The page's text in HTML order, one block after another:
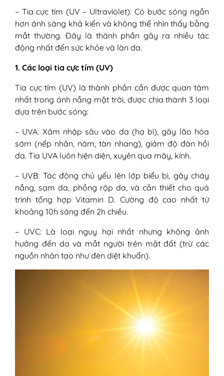
5. Sưng phù, đỏ rát mạnh: Dấu hiệu
của bị dị ứng nặng
6. Tổn thương xuất hiện ở vùng da hở
V - Cách xử lý khi bị dị ứng nắng
1. Ngừng phơi nắng ngay lập tức
2. Làm dịu da ngay khi da bị dị ứng
nắng
3. Dùng sản phẩm làm dịu, phục hồi
da
chứng mạnh)
VI - Phòng ngừa dị ứng ánh nắng mặt trời
1. Hạn chế tiếp xúc với ánh nắng
2. Sử dụng kem chống nắng đúng
cách
3. Kiểm soát các yếu tố tăng nhạy
cảm ánh sáng
4. Điều chỉnh lối sống
– Tia cực tím (UV – Ultraviolet): Có bước sóng ngắn
hơn ánh sáng khả kiến và không thể nhìn thấy bằng
mắt thường. Đây là thành phần gây ra nhiều tác
động nhất đến sức khỏe và làn da.
1. Các loại tia cực tím (UV)
Tia cực tím (UV) là thành phần cần được quan tâm
nhất trong ánh nắng mặt trời, được chia thành 3 loại
dựa trên bước sóng:
– UVA: Xâm nhập sâu vào da (hạ bì), gây lão hóa
sớm (nếp nhăn, nám, tàn nhang), giảm độ đàn hồi
da. Tia UVA luôn hiện diện, xuyên qua mây, kính.
– UVB: Tác động chủ yếu lên lớp biểu bì, gây cháy
nắng, sạm da, phồng rộp da, và cần thiết cho quá
trình tổng hợp Vitamin D. Cường độ cao nhất từ
khoảng 10h sáng đến 2h chiều.
– UVC: Là loại nguy hại nhất nhưng không ảnh
hưởng đến da và mắt người trên mặt đất (trừ các
nguồn nhân tạo như đèn diệt khuẩn).